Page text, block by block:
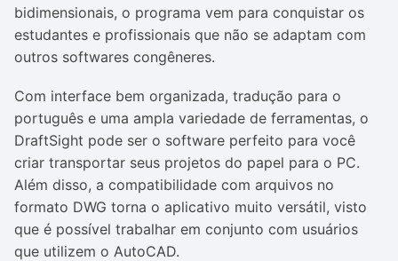
bidimensionais, o programa vem para conquistar os
estudantes e profissionais que não se adaptam com
outros softwares congêneres.
Com interface bem organizada, tradução para o
português e uma ampla variedade de ferramentas, o
DraftSight pode ser o software perfeito para você
criar transportar seus projetos do papel para o PC.
Além disso, a compatibilidade com arquivos no
formato DWG torna o aplicativo muito versátil, visto
que é possível trabalhar em conjunto com usuários
que utilizem o AutoCAD.